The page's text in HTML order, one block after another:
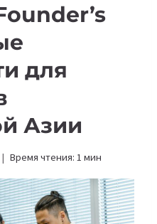
для
Азии
Время чтения: 1 мин